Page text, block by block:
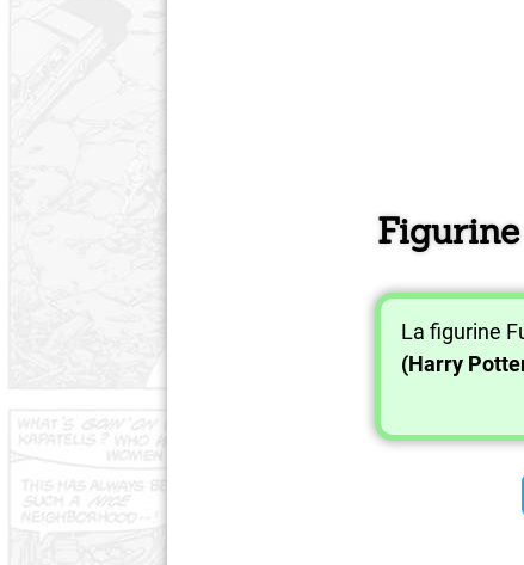
La figurine
(Harry